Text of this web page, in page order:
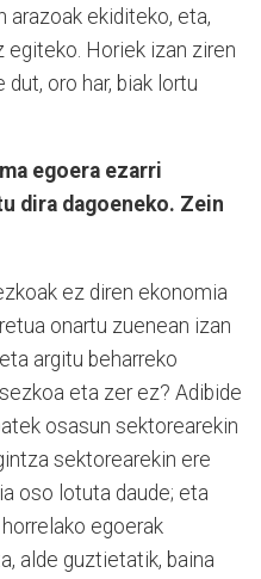
arazoak ekiditeko, eta,
egiteko. Horiek izan ziren
oro har, biak lortu
egoera ezarri
dira dagoeneko. Zein
ez diren ekonomia
onartu zuenean izan
argitu beharreko
eta zer ez? Adibide
osasun sektorearekin
sektorearekin ere
oso lotuta daude; eta
egoerak
alde guztietatik, baina